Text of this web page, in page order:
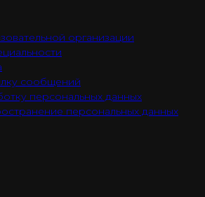
организации
сообщений
персональных данных
персональных данных